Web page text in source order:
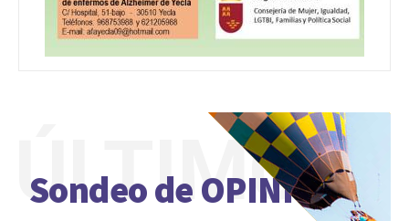
Sondeo de OPINIÓN
ÚLTIMO